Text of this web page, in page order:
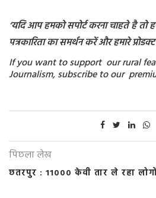
‘यदि आप हमको सपोर्ट करना चाहते है तो
पत्रकारिता का समर्थन करें और हमारे
If you want to support our rural
Journalism, subscribe to our
पिछला लेख
छतरपुर : 11000 केवी तार ले रहा